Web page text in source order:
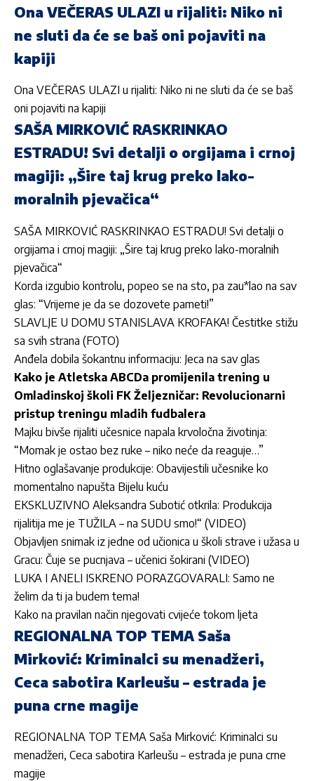
Ona VEČERAS ULAZI u rijaliti: Niko ni
ne sluti da će se baš oni pojaviti na
kapiji
Ona VEČERAS ULAZI u rijaliti: Niko ni ne sluti da će se baš
oni pojaviti na kapiji
SAŠA MIRKOVIĆ RASKRINKAO
ESTRADU! Svi detalji o orgijama i crnoj
magiji: „Šire taj krug preko lako-
moralnih pjevačica“
SAŠA MIRKOVIĆ RASKRINKAO ESTRADU! Svi detalji o
orgijama i crnoj magiji: „Šire taj krug preko lako-moralnih
pjevačica“
Korda izgubio kontrolu, popeo se na sto, pa zau*lao na sav
glas: “Vrijeme je da se dozovete pameti!”
SLAVLJE U DOMU STANISLAVA KROFAKA! Čestitke stižu
sa svih strana (FOTO)
Anđela dobila šokantnu informaciju: Jeca na sav glas
Kako je Atletska ABCDa promijenila trening u
Omladinskoj školi FK Željezničar: Revolucionarni
pristup treningu mladih fudbalera
Majku bivše rijaliti učesnice napala krvoločna životinja:
“Momak je ostao bez ruke – niko neće da reaguje…”
Hitno oglašavanje produkcije: Obavijestili učesnike ko
momentalno napušta Bijelu kuću
EKSKLUZIVNO Aleksandra Subotić otkrila: Produkcija
rijalitija me je TUŽILA – na SUDU smo!“ (VIDEO)
Objavljen snimak iz jedne od učionica u školi strave i užasa u
Gracu: Čuje se pucnjava – učenici šokirani (VIDEO)
LUKA I ANELI ISKRENO PORAZGOVARALI: Samo ne
želim da ti ja budem tema!
Kako na pravilan način njegovati cvijeće tokom ljeta
REGIONALNA TOP TEMA Saša
Mirković: Kriminalci su menadžeri,
Ceca sabotira Karleušu – estrada je
puna crne magije
REGIONALNA TOP TEMA Saša Mirković: Kriminalci su
menadžeri, Ceca sabotira Karleušu – estrada je puna crne
magije